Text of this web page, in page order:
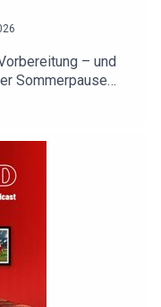
– und
Sommerpause
Was
Alvarez-Gerücht?
wurde der
Shure